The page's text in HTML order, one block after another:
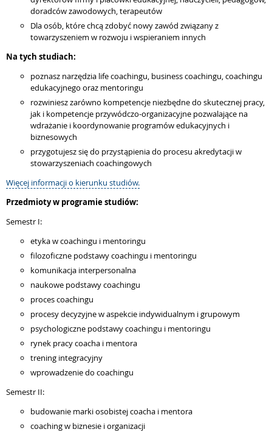
doradców zawodowych, terapeutów
Dla osób, które chcą zdobyć nowy zawód związany z
towarzyszeniem w rozwoju i wspieraniem innych
Na tych studiach:
poznasz narzędzia life coachingu, business coachingu, coachingu
edukacyjnego oraz mentoringu
rozwiniesz zarówno kompetencje niezbędne do skutecznej pracy,
jak i kompetencje przywódczo-organizacyjne pozwalające na
wdrażanie i koordynowanie programów edukacyjnych i
biznesowych
przygotujesz się do przystąpienia do procesu akredytacji w
stowarzyszeniach coachingowych
Więcej informacji o kierunku studiów.
Przedmioty w programie studiów:
Semestr I:
etyka w coachingu i mentoringu
filozoficzne podstawy coachingu i mentoringu
komunikacja interpersonalna
naukowe podstawy coachingu
proces coachingu
procesy decyzyjne w aspekcie indywidualnym i grupowym
psychologiczne podstawy coachingu i mentoringu
rynek pracy coacha i mentora
trening integracyjny
wprowadzenie do coachingu
Semestr II:
budowanie marki osobistej coacha i mentora
coaching w biznesie i organizacji